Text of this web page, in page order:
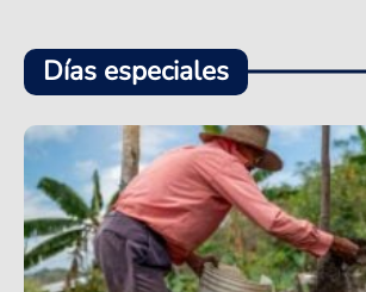
Días especiales